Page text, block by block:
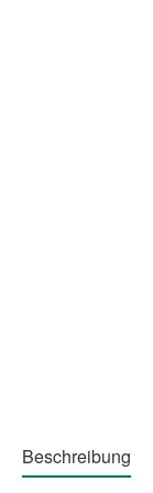
Beschreibung